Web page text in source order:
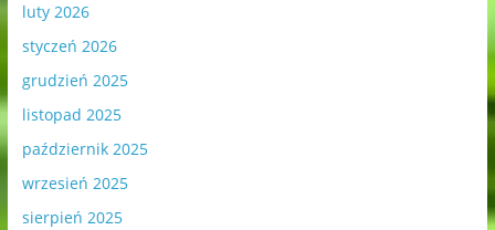
luty 2026
styczeń 2026
grudzień 2025
listopad 2025
październik 2025
wrzesień 2025
sierpień 2025